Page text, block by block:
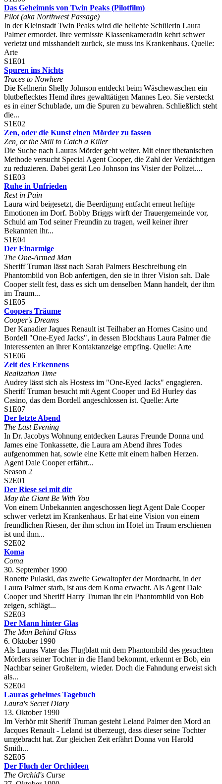
Das Geheimnis von Twin Peaks (Pilotfilm)
Pilot (aka Northwest Passage)
In der Kleinstadt Twin Peaks wird die beliebte Schülerin Laura
Palmer ermordet. Ihre vermisste Klassenkameradin kehrt schwer
verletzt und misshandelt zurück, sie muss ins Krankenhaus. Quelle:
Arte
S1E01
Spuren ins Nichts
Traces to Nowhere
Die Kellnerin Shelly Johnson entdeckt beim Wäschewaschen ein
blutbeflecktes Hemd ihres gewalttätigen Mannes Leo. Sie versteckt
es in einer Schublade, um die Spuren zu bewahren. Schließlich steht
die...
S1E02
Zen, oder die Kunst einen Mörder zu fassen
Zen, or the Skill to Catch a Killer
Die Suche nach Lauras Mörder geht weiter. Mit einer tibetanischen
Methode versucht Special Agent Cooper, die Zahl der Verdächtigen
zu reduzieren. Dabei gerät Leo Johnson ins Visier der Polizei....
S1E03
Ruhe in Unfrieden
Rest in Pain
Laura wird beigesetzt, die Beerdigung entfacht erneut heftige
Emotionen im Dorf. Bobby Briggs wirft der Trauergemeinde vor,
Schuld am Tod seiner Freundin zu tragen, weil keiner ihrer
Bekannten ihr...
S1E04
Der Einarmige
The One-Armed Man
Sheriff Truman lässt nach Sarah Palmers Beschreibung ein
Phantombild von Bob anfertigen, den sie in ihrer Vision sah. Dale
Cooper stellt fest, dass es sich um denselben Mann handelt, der ihm
im Traum...
S1E05
Coopers Träume
Cooper's Dreams
Der Kanadier Jaques Renault ist Teilhaber an Hornes Casino und
Bordell "One-Eyed Jacks", in dessen Blockhaus Laura Palmer die
Interessenten an ihrer Kontaktanzeige empfing. Quelle: Arte
S1E06
Zeit des Erkennens
Realization Time
Audrey lässt sich als Hostess im "One-Eyed Jacks" engagieren.
Sheriff Truman besucht mit Agent Cooper und Ed Hurley das
Casino, das dem Bordell angeschlossen ist. Quelle: Arte
S1E07
Der letzte Abend
The Last Evening
In Dr. Jacobys Wohnung entdecken Lauras Freunde Donna und
James eine Tonkassette, die Laura am Abend ihres Todes
aufgenommen hat, sowie eine Kette mit einem halben Herzen.
Agent Dale Cooper erfährt...
Season 2
S2E01
Der Riese sei mit dir
May the Giant Be With You
Von einem Unbekannten angeschossen liegt Agent Dale Cooper
schwer verletzt im Krankenhaus. Er hat eine Vision von einem
freundlichen Riesen, der ihm schon im Hotel im Traum erschienen
ist und ihm...
S2E02
Koma
Coma
30. September 1990
Ronette Pulaski, das zweite Gewaltopfer der Mordnacht, in der
Laura Palmer starb, ist aus dem Koma erwacht. Als Agent Dale
Cooper und Sheriff Harry Truman ihr ein Phantombild von Bob
zeigen, schlägt...
S2E03
Der Mann hinter Glas
The Man Behind Glass
6. Oktober 1990
Als Lauras Vater das Flugblatt mit dem Phantombild des gesuchten
Mörders seiner Tochter in die Hand bekommt, erkennt er Bob, ein
Nachbar seiner Großeltern, wieder. Doch die Fahndung erweist sich
als...
S2E04
Lauras geheimes Tagebuch
Laura's Secret Diary
13. Oktober 1990
Im Verhör mit Sheriff Truman gesteht Leland Palmer den Mord an
Jacques Renault - Leland ist überzeugt, dass dieser seine Tochter
umgebracht hat. Zur gleichen Zeit erfährt Donna von Harold
Smith...
S2E05
Der Fluch der Orchideen
The Orchid's Curse